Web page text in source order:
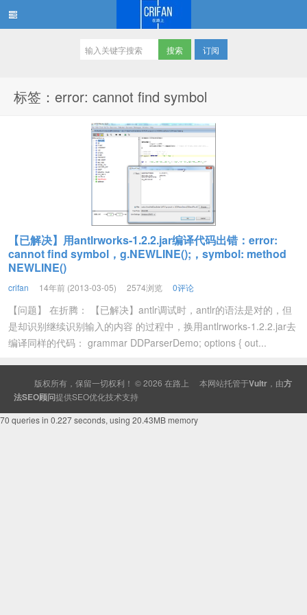
订阅
标签：error: cannot find symbol
【已解决】用antlrworks-1.2.2.jar编译代码出错：error:
cannot find symbol，g.NEWLINE();，symbol: method
NEWLINE()
crifan 14年前 (2013-03-05) 2574浏览 0评论
【问题】 在折腾： 【已解决】antlr调试时，antlr的语法是对的，但
是却识别继续识别输入的内容 的过程中，换用antlrworks-1.2.2.jar去
编译同样的代码： grammar DDParserDemo; options { out...
版权所有，保留一切权利！ © 2026 在路上 本网站托管于Vultr ，由方
法SEO顾问提供SEO优化技术支持
70 queries in 0.227 seconds, using 20.43MB memory